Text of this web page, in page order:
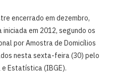
encerrado em dezembro,
em 2012, segundo os
por Amostra de Domicílios
nesta sexta-feira (30) pelo
Estatística (IBGE).